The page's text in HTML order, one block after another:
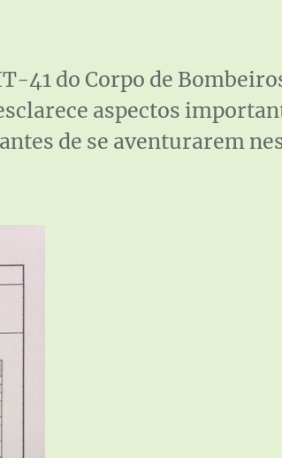
41 do Corpo de
aspectos
de se aventurarem